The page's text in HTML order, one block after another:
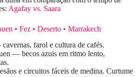
Agafay vs. Saara
• Fez • Deserto • Marrakech
farol e cultura de cafés.
— becos azuis em ritmo lento,
e circuitos fáceis de medina. Curtume